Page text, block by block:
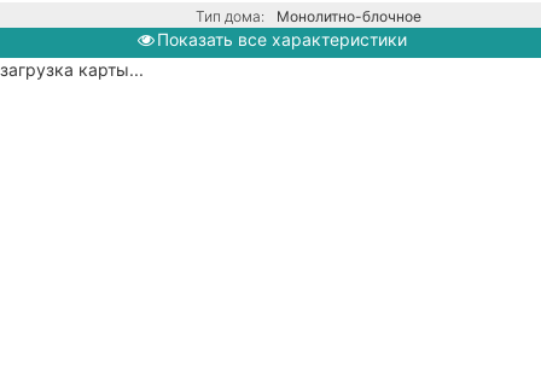
Тип дома:
Монолитно-блочное
Ремонт:
С ремонтом
Показать все характеристики
загрузка карты...